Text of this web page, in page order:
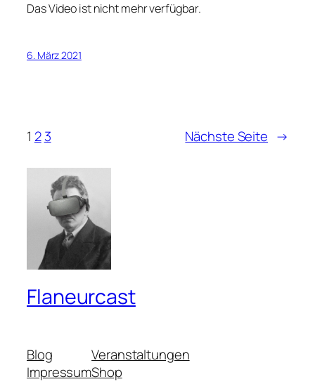
Das Video ist nicht mehr verfügbar.
6. März 2021
1 2 3 Nächste Seite →
Flaneurcast
Blog
Impressum
Veranstaltungen
Shop